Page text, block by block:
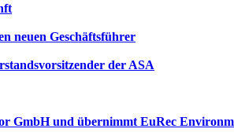
neuen Geschäftsführer
der ASA
GmbH und übernimmt EuRec